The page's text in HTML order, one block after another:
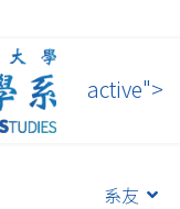
active">
系友